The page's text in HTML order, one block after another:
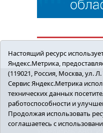
ПОЛИТИКА
КУЛЬТУРА
16+ © 2018
Новости
Настоящий ресурс
Яндекс.Метрика,
(119021, Россия, Москва, ул.
Сервис Яндекс.Метрика
технических данных
работоспособности и
Продолжая использовать
соглашаетесь с